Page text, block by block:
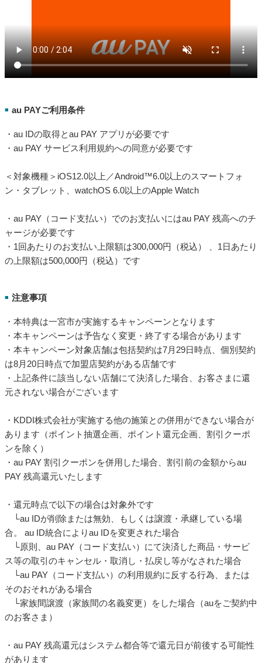
■ au PAYご利用条件
・au IDの取得とau PAY アプリが必要です
・au PAY サービス利用規約への同意が必要です
＜対象機種＞iOS12.0以上／Android™6.0以上のスマートフォ
ン・タブレット、watchOS 6.0以上のApple Watch
・au PAY（コード支払い）でのお支払いにはau PAY 残高へのチ
ャージが必要です
・1回あたりのお支払い上限額は300,000円（税込） 、1日あたり
の上限額は500,000円（税込）です
■ 注意事項
・本特典は一宮市が実施するキャンペーンとなります
・本キャンペーンは予告なく変更・終了する場合があります
・本キャンペーン対象店舗は包括契約は7月29日時点、個別契約
は8月20日時点で加盟店契約がある店舗です
・上記条件に該当しない店舗にて決済した場合、お客さまに還
元されない場合がございます
・KDDI株式会社が実施する他の施策との併用ができない場合が
あります（ポイント抽選企画、ポイント還元企画、割引クーポ
ンを除く）
・au PAY 割引クーポンを併用した場合、割引前の金額からau
PAY 残高還元いたします
・還元時点で以下の場合は対象外です
└au IDが削除または無効、もしくは譲渡・承継している場
合。 au ID統合によりau IDを変更された場合
└原則、au PAY（コード支払い）にて決済した商品・サービ
ス等の取引のキャンセル・取消し・払戻し等がなされた場合
└au PAY（コード支払い）の利用規約に反する行為、または
そのおそれがある場合
└家族間譲渡（家族間の名義変更）をした場合（auをご契約中
のお客さま）
・au PAY 残高還元はシステム都合等で還元日が前後する可能性
があります